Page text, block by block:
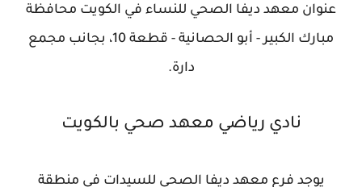
عنوان معهد ديفا الصحي للنساء في الكويت محافظة
مبارك الكبير - أبو الحصانية - قطعة 10، بجانب مجمع
دارة.
نادي رياضي معهد صحي بالكويت
يوجد فرع معهد ديفا الصحي للسيدات في منطقة